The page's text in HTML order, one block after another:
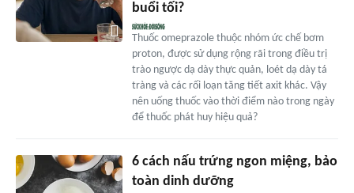
buổi tối?
Thuốc omeprazole thuộc nhóm ức chế bơm
proton, được sử dụng rộng rãi trong điều trị
trào ngược dạ dày thực quản, loét dạ dày tá
tràng và các rối loạn tăng tiết axit khác. Vậy
nên uống thuốc vào thời điểm nào trong ngày
để thuốc phát huy hiệu quả?
6 cách nấu trứng ngon miệng, bảo
toàn dinh dưỡng